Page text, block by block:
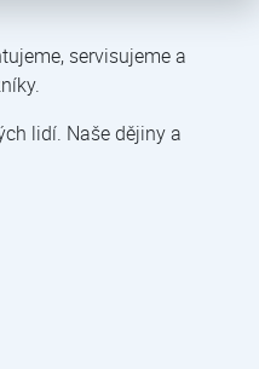
servisujeme a
lidí. Naše dějiny a